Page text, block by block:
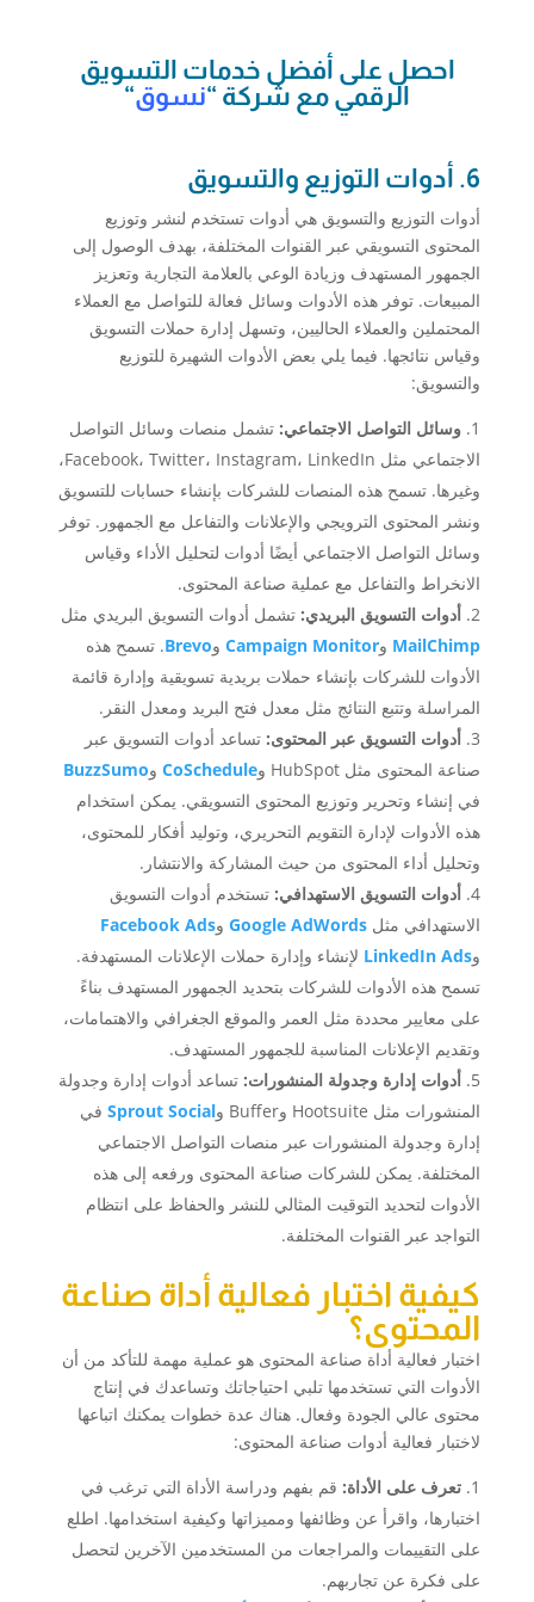
احصل على أفضل خدمات التسويق
الرقمي مع شركة “نسوق“
6. أدوات التوزيع والتسويق
أدوات التوزيع والتسويق هي أدوات تستخدم لنشر وتوزيع
المحتوى التسويقي عبر القنوات المختلفة، بهدف الوصول إلى
الجمهور المستهدف وزيادة الوعي بالعلامة التجارية وتعزيز
المبيعات. توفر هذه الأدوات وسائل فعالة للتواصل مع العملاء
المحتملين والعملاء الحاليين، وتسهل إدارة حملات التسويق
وقياس نتائجها. فيما يلي بعض الأدوات الشهيرة للتوزيع
والتسويق:
وسائل التواصل الاجتماعي: تشمل منصات وسائل التواصل
الاجتماعي مثل Facebook، Twitter، Instagram، LinkedIn،
وغيرها. تسمح هذه المنصات للشركات بإنشاء حسابات للتسويق
ونشر المحتوى الترويجي والإعلانات والتفاعل مع الجمهور. توفر
وسائل التواصل الاجتماعي أيضًا أدوات لتحليل الأداء وقياس
الانخراط والتفاعل مع عملية صناعة المحتوى.
أدوات التسويق البريدي: تشمل أدوات التسويق البريدي مثل
MailChimp وCampaign MonitorوBrevo. تسمح هذه
الأدوات للشركات بإنشاء حملات بريدية تسويقية وإدارة قائمة
المراسلة وتتبع النتائج مثل معدل فتح البريد ومعدل النقر.
أدوات التسويق عبر المحتوى: تساعد أدوات التسويق عبر
صناعة المحتوى مثل HubSpot و
CoScheduleوBuzzSumo
في إنشاء وتحرير وتوزيع المحتوى التسويقي. يمكن استخدام
هذه الأدوات لإدارة التقويم التحريري، وتوليد أفكار للمحتوى،
وتحليل أداء المحتوى من حيث المشاركة والانتشار.
أدوات التسويق الاستهدافي: تستخدم أدوات التسويق
الاستهدافي مثل Google AdWords وFacebook Ads
وLinkedIn Ads لإنشاء وإدارة حملات الإعلانات المستهدفة.
تسمح هذه الأدوات للشركات بتحديد الجمهور المستهدف بناءً
على معايير محددة مثل العمر والموقع الجغرافي والاهتمامات،
وتقديم الإعلانات المناسبة للجمهور المستهدف.
أدوات إدارة وجدولة المنشورات: تساعد أدوات إدارة وجدولة
المنشورات مثل Hootsuite وBuffer و
Sprout Socialفي
إدارة وجدولة المنشورات عبر منصات التواصل الاجتماعي
المختلفة. يمكن للشركات صناعة المحتوى ورفعه إلى هذه
الأدوات لتحديد التوقيت المثالي للنشر والحفاظ على انتظام
التواجد عبر القنوات المختلفة.
كيفية اختبار فعالية أداة صناعة
المحتوى؟
اختبار فعالية أداة صناعة المحتوى هو عملية مهمة للتأكد من أن
الأدوات التي تستخدمها تلبي احتياجاتك وتساعدك في إنتاج
محتوى عالي الجودة وفعال. هناك عدة خطوات يمكنك اتباعها
لاختبار فعالية أدوات صناعة المحتوى:
تعرف على الأداة: قم بفهم ودراسة الأداة التي ترغب في
اختبارها، واقرأ عن وظائفها ومميزاتها وكيفية استخدامها. اطلع
على التقييمات والمراجعات من المستخدمين الآخرين لتحصل
على فكرة عن تجاربهم.